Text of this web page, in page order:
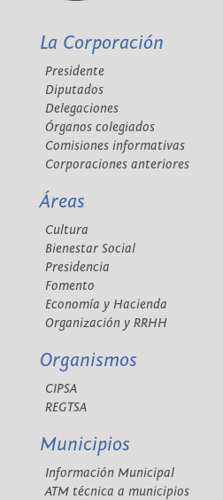
La Corporación
Presidente
Diputados
Delegaciones
Órganos colegiados
Comisiones informativas
Corporaciones anteriores
Áreas
Cultura
Bienestar Social
Presidencia
Fomento
Economía y Hacienda
Organización y RRHH
Organismos
CIPSA
REGTSA
Municipios
Información Municipal
ATM técnica a municipios